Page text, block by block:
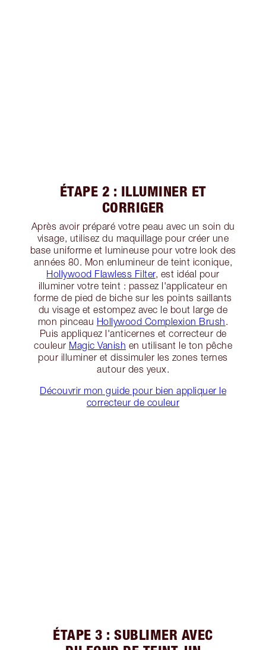
ÉTAPE 2 : ILLUMINER ET
CORRIGER
Après avoir préparé votre peau avec un soin du
visage, utilisez du maquillage pour créer une
base uniforme et lumineuse pour votre look des
années 80. Mon enlumineur de teint iconique,
Hollywood Flawless Filter, est idéal pour
illuminer votre teint : passez l'applicateur en
forme de pied de biche sur les points saillants
du visage et estompez avec le bout large de
mon pinceau Hollywood Complexion Brush.
Puis appliquez l'anticernes et correcteur de
couleur Magic Vanish en utilisant le ton pêche
pour illuminer et dissimuler les zones ternes
autour des yeux.
Découvrir mon guide pour bien appliquer le
correcteur de couleur
ÉTAPE 3 : SUBLIMER AVEC